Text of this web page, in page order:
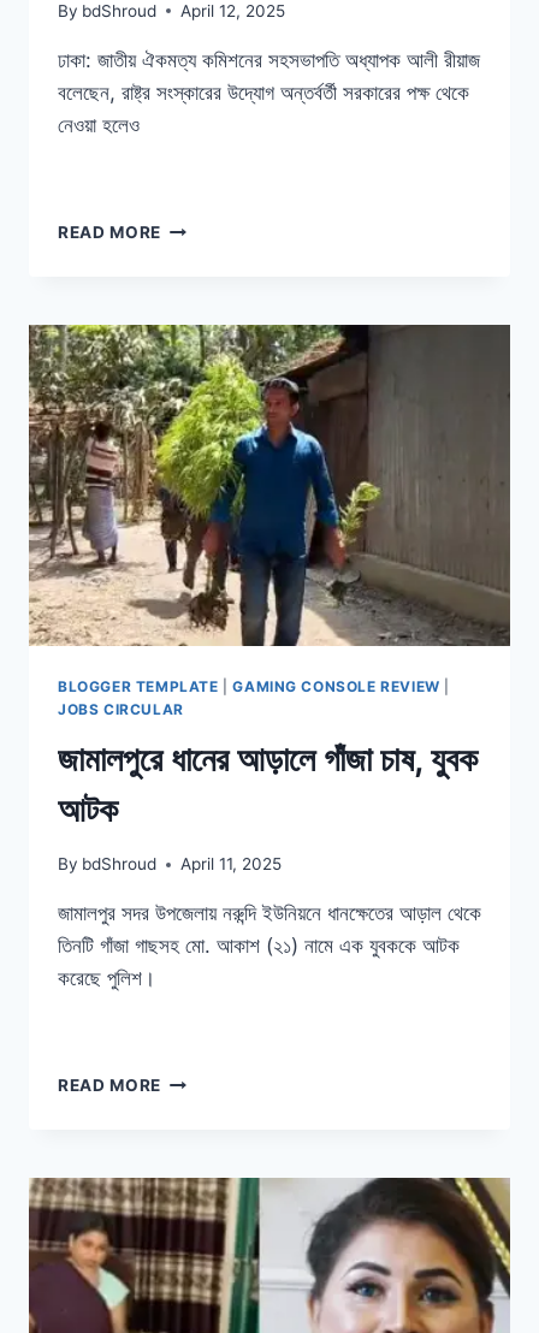
By bdShroud April 12, 2025
ঢাকা: জাতীয় ঐকমত্য কমিশনের সহসভাপতি অধ্যাপক আলী রীয়াজ
বলেছেন, রাষ্ট্র সংস্কারের উদ্যোগ অন্তর্বর্তী সরকারের পক্ষ থেকে
নেওয়া হলেও
READ MORE রাষ্ট্র
জনগণের:
আলী
রীয়াজ
BLOGGER TEMPLATE |GAMING CONSOLE REVIEW
JOBS CIRCULAR
জামালপুরে ধানের আড়ালে গাঁজা চাষ, যুবক
আটক
By bdShroud April 11, 2025
জামালপুর সদর উপজেলায় নরুন্দি ইউনিয়নে ধানক্ষেতের আড়াল থেকে
তিনটি গাঁজা গাছসহ মো. আকাশ (২১) নামে এক যুবককে আটক
করেছে পুলিশ।
READ MORE জামালপুরে
চাষ,
যুবক